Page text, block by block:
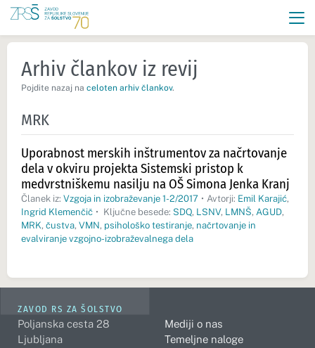
Arhiv člankov iz revij
Pojdite nazaj na celoten arhiv člankov.
MRK
Uporabnost merskih inštrumentov za načrtovanje
dela v okviru projekta Sistemski pristop k
medvrstniškemu nasilju na OŠ Simona Jenka Kranj
Članek iz: Vzgoja in izobraževanje 1-2/2017 • Avtorji: Emil Karajić,
Ingrid Klemenčič • Ključne besede: SDQ, LSNV, LMNŠ, AGUD,
MRK, čustva, VMN, psihološko testiranje, načrtovanje in
evalviranje vzgojno-izobraževalnega dela
ZAVOD RS ZA ŠOLSTVO
Poljanska cesta 28
Ljubljana
Mediji o nas
Temeljne naloge